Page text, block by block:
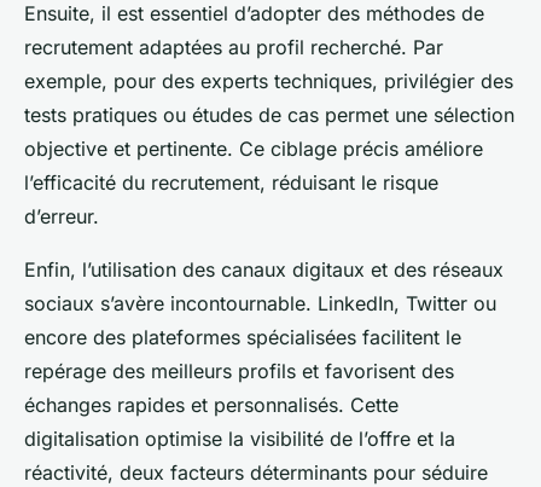
Ensuite, il est essentiel d’adopter des méthodes de
recrutement adaptées au profil recherché. Par
exemple, pour des experts techniques, privilégier des
tests pratiques ou études de cas permet une sélection
objective et pertinente. Ce ciblage précis améliore
l’efficacité du recrutement, réduisant le risque
d’erreur.
Enfin, l’utilisation des canaux digitaux et des réseaux
sociaux s’avère incontournable. LinkedIn, Twitter ou
encore des plateformes spécialisées facilitent le
repérage des meilleurs profils et favorisent des
échanges rapides et personnalisés. Cette
digitalisation optimise la visibilité de l’offre et la
réactivité, deux facteurs déterminants pour séduire